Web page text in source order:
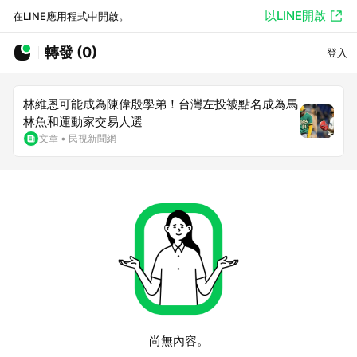
在LINE應用程式中開啟。 以LINE開啟
轉發 (0) 登入
林維恩可能成為陳偉殷學弟！台灣左投被點名成為馬
林魚和運動家交易人選
文章 • 民視新聞網
尚無內容。